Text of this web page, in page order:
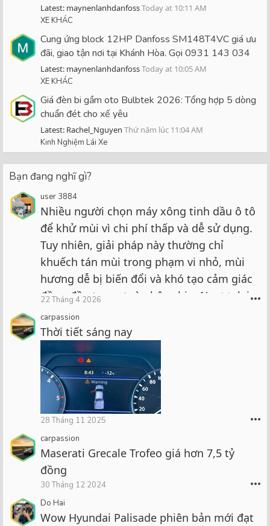
Latest: maynenlanhdanfossToday at 10:11 AM
XE KHÁC
Cung ứng block 12HP Danfoss SM148T4VC giá ưu
đãi, giao tận nơi tại Khánh Hòa. Gọi 0931 143 034
Latest: maynenlanhdanfossToday at 10:05 AM
XE KHÁC
Giá đèn bi gầm oto Bulbtek 2026: Tổng hợp 5 dòng
chuẩn đét cho xế yêu
Latest: Rachel_Nguyen Thứ năm lúc 11:04 AM
Kinh Nghiệm Lái Xe
Bạn đang nghĩ gì?
user 3884
Nhiều người chọn máy xông tinh dầu ô tô
để khử mùi vì chi phí thấp và dễ sử dụng.
Tuy nhiên, giải pháp này thường chỉ
khuếch tán mùi trong phạm vi nhỏ, mùi
hương dễ bị biến đổi và khó tạo cảm giác
đồng đều trong toàn bộ cabin. Ngược lại,
bộ khuếch tán nước hoa Air Balance
được đánh giá cao nhờ công nghệ khuếch
tán vi hạt, giúp hương thơm lan tỏa ổn
định, không dùng nhiệt và không tạo ẩm
trong xe. Đây là lựa chọn phù
22 Tháng 4 2026 •••
carpassion
Thời tiết sáng nay
28 Tháng 11 2025 •••
carpassion
Maserati Grecale Trofeo giá hơn 7,5 tỷ
đồng
30 Tháng 12 2024 •••
Do Hai
Wow Hyundai Palisade phiên bản mới đạt